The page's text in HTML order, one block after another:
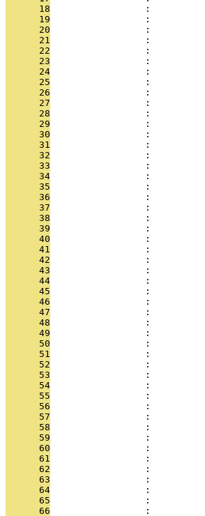
      18
:
      19
:
      20
:
      21
:
      22
:
      23
:
      24
:
      25
:
      26
:
      27
:
      28
:
      29
:
      30
:
      31
:
      32
:
      33
:
      34
:
      35
:
      36
:
      37
:
      38
:
      39
:
      40
:
      41
:
      42
:
      43
:
      44
:
      45
:
      46
:
      47
:
      48
:
      49
:
      50
:
      51
:
      52
:
      53
:
      54
:
      55
:
      56
:
      57
:
      58
:
      59
:
      60
:
      61
:
      62
:
      63
:
      64
:
      65
:
      66
: